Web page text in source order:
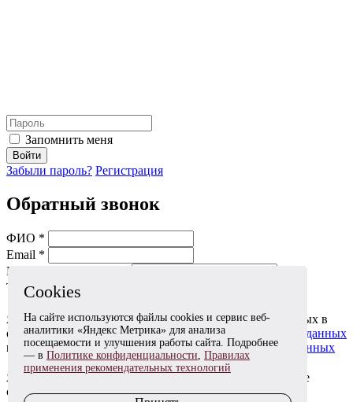
Cookies
На сайте используются файлы cookies и сервис веб-
аналитики «Яндекс Метрика» для анализа
посещаемости и улучшения работы сайта. Подробнее
— в Политике конфиденциальности, Правилах
применения рекомендательных технологий
Запомнить меня
Войти
Забыли пароль? Регистрация
Обратный звонок
ФИО *
Email *
Мобильный телефон *
Тема *
Я даю согласие на обработку моих персональных данных в
соответствии сСогласием на обработку персональных данных
и
Политикой в отношении обработки персональных данных
Я согласен(на) получать информационные и рекламные
сообщения в соответствии сСогласием на получение